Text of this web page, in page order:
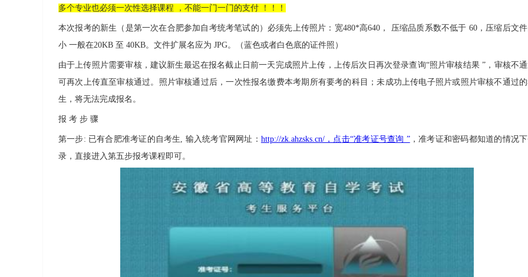
多个专业也必须一次性选择课程 ，不能一门一门的支付 ！！！
本次报考的新生（是第一次在合肥参加自考统考笔试的）必须先上传照片：宽480*高640， 压缩品质系数不低于 60，压缩后文
小 一般在20KB 至 40KB。文件扩展名应为 JPG。（蓝色或者白色底的证件照）
由于上传照片需要审核，建议新生最迟在报名截止日前一天完成照片上传，上传后次日再次登录查询“照片审核结果 ”，审核不
可再次上传直至审核通过。照片审核通过后，一次性报名缴费本考期所有要考的科目；未成功上传电子照片或照片审核不通过
生，将无法完成报名。
报 考 步 骤
第一步: 已有合肥准考证的自考生, 输入统考官网网址： http://zk.ahzsks.cn/，点击“准考证号查询 ”，准考证和密码都知道的情况
录，直接进入第五步报考课程即可。